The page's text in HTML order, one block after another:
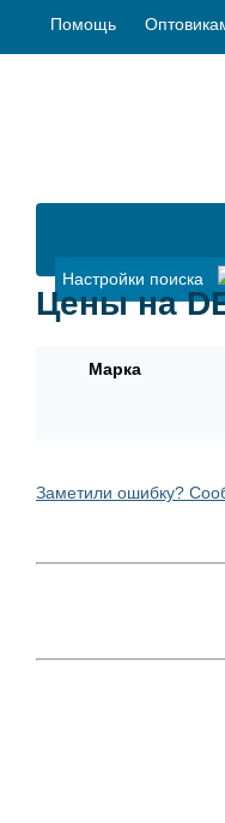
Помощь
Настройки поиска
Цены на
Марка
Заметили ошибку?